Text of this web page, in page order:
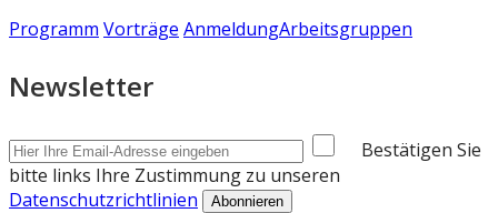
Programm Vorträge AnmeldungArbeitsgruppen
Newsletter
Bestätigen Sie
bitte links Ihre Zustimmung zu unseren
Datenschutzrichtlinien